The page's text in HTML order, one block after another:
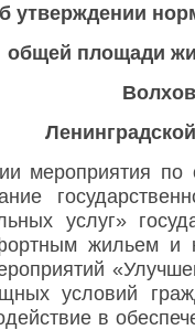
утверждении
общей площади
мероприятия
услуг»
жильем и
условий
в